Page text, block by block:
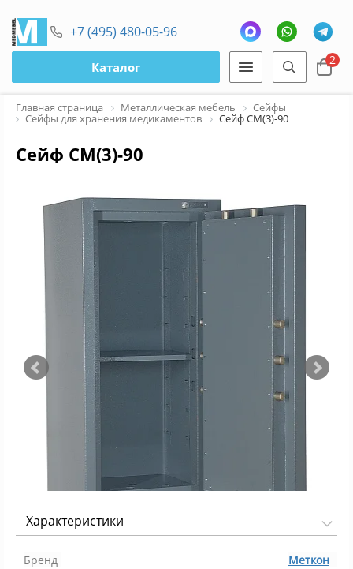
+7 (495) 480-05-96
Каталог 2
Главная страница Металлическая мебель Сейфы
Сейфы для хранения медикаментов Сейф СМ(3)-90
Сейф СМ(3)-90
Характеристики
Бренд
Меткон